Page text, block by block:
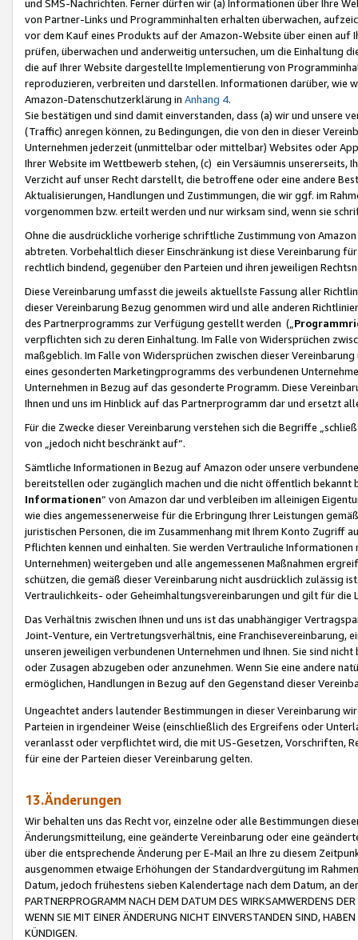
und SMS-Nachrichten. Ferner dürfen wir (a) Informationen über Ihre
von Partner-Links und Programminhalten erhalten überwachen,
vor dem Kauf eines Produkts auf der Amazon-Website über einen
prüfen, überwachen und anderweitig untersuchen, um die Einhaltung
die auf Ihrer Website dargestellte Implementierung von
reproduzieren, verbreiten und darstellen. Informationen darüber, wie
Amazon-Datenschutzerklärung in Anhang 4.
Sie bestätigen und sind damit einverstanden, dass (a) wir und
(Traffic) anregen können, zu Bedingungen, die von den in dieser
Unternehmen jederzeit (unmittelbar oder mittelbar) Websites oder
Ihrer Website im Wettbewerb stehen, (c) ein Versäumnis unsererseits,
Verzicht auf unser Recht darstellt, die betroffene oder eine andere
Aktualisierungen, Handlungen und Zustimmungen, die wir ggf. im
vorgenommen bzw. erteilt werden und nur wirksam sind, wenn sie
Ohne die ausdrückliche vorherige schriftliche Zustimmung von
abtreten. Vorbehaltlich dieser Einschränkung ist diese Vereinbarung
rechtlich bindend, gegenüber den Parteien und ihren jeweiligen
Diese Vereinbarung umfasst die jeweils aktuellste Fassung aller
dieser Vereinbarung Bezug genommen wird und alle anderen
des Partnerprogramms zur Verfügung gestellt werden („
verpflichten sich zu deren Einhaltung. Im Falle von Widersprüchen
maßgeblich. Im Falle von Widersprüchen zwischen dieser
eines gesonderten Marketingprogramms des verbundenen
Unternehmen in Bezug auf das gesonderte Programm. Diese
Ihnen und uns im Hinblick auf das Partnerprogramm dar und ersetzt
Für die Zwecke dieser Vereinbarung verstehen sich die Begriffe
von „jedoch nicht beschränkt auf“.
Sämtliche Informationen in Bezug auf Amazon oder unsere
bereitstellen oder zugänglich machen und die nicht öffentlich
Informationen“ von Amazon dar und verbleiben im alleinigen
wie dies angemessenerweise für die Erbringung Ihrer Leistungen
juristischen Personen, die im Zusammenhang mit Ihrem Konto
Pflichten kennen und einhalten. Sie werden Vertrauliche
Unternehmen) weitergeben und alle angemessenen Maßnahmen
schützen, die gemäß dieser Vereinbarung nicht ausdrücklich zulässig
Vertraulichkeits- oder Geheimhaltungsvereinbarungen und gilt für die
Das Verhältnis zwischen Ihnen und uns ist das unabhängiger
Joint-Venture, ein Vertretungsverhältnis, eine Franchisevereinbarung,
unseren jeweiligen verbundenen Unternehmen und Ihnen. Sie sind
oder Zusagen abzugeben oder anzunehmen. Wenn Sie eine andere
ermöglichen, Handlungen in Bezug auf den Gegenstand dieser
Ungeachtet anders lautender Bestimmungen in dieser Vereinbarung
Parteien in irgendeiner Weise (einschließlich des Ergreifens oder
veranlasst oder verpflichtet wird, die mit US-Gesetzen, Vorschriften,
für eine der Parteien dieser Vereinbarung gelten.
13.Änderungen
Wir behalten uns das Recht vor, einzelne oder alle Bestimmungen
Änderungsmitteilung, eine geänderte Vereinbarung oder eine
über die entsprechende Änderung per E-Mail an Ihre zu diesem
ausgenommen etwaige Erhöhungen der Standardvergütung im
Datum, jedoch frühestens sieben Kalendertage nach dem Datum, an
PARTNERPROGRAMM NACH DEM DATUM DES WIRKSAMWERDENS
WENN SIE MIT EINER ÄNDERUNG NICHT EINVERSTANDEN SIND,
KÜNDIGEN.